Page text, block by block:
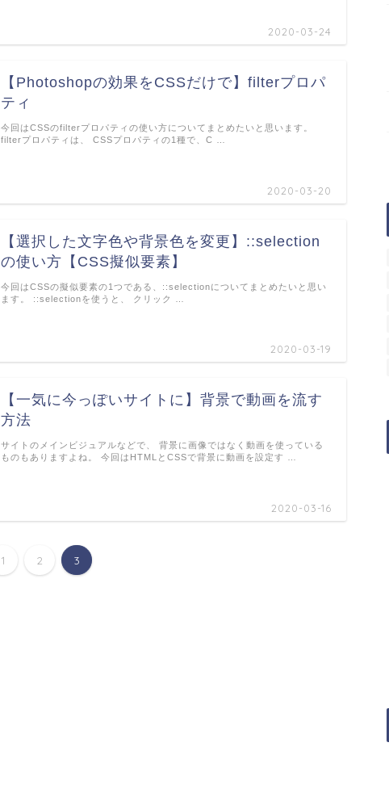
2020-03-24
【Photoshopの効果をCSSだけで】filterプロパ
ティ
2020-03-20
今回はCSSのfilterプロパティの使い方についてまとめたいと思います。
filterプロパティは、 CSSプロパティの1種で、C …
【選択した文字色や背景色を変更】::selection
の使い方【CSS擬似要素】
2020-03-19
今回はCSSの擬似要素の1つである、::selectionについてまとめたいと思い
ます。 ::selectionを使うと、 クリック …
【一気に今っぽいサイトに】背景で動画を流す
方法
2020-03-16
サイトのメインビジュアルなどで、 背景に画像ではなく動画を使っている
ものもありますよね。 今回はHTMLとCSSで背景に動画を設定す …
1 2 3